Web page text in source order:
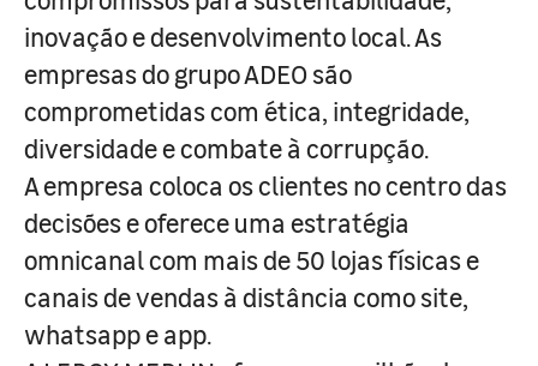
inovação e desenvolvimento local. As
empresas do grupo ADEO são
comprometidas com ética, integridade,
diversidade e combate à corrupção.
A empresa coloca os clientes no centro das
decisões e oferece uma estratégia
omnicanal com mais de 50 lojas físicas e
canais de vendas à distância como site,
whatsapp e app.